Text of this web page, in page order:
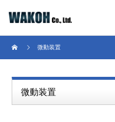
微動装置
微動装置